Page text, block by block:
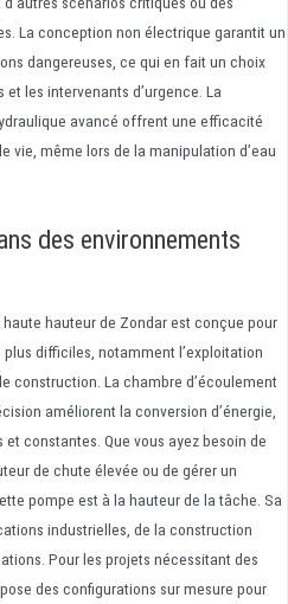
La conception non électrique garantit un
dangereuses, ce qui en fait un choix
les intervenants d’urgence. La
avancé offrent une efficacité
vie, même lors de la manipulation d’eau
des environnements
hauteur de Zondar est conçue pour
difficiles, notamment l’exploitation
construction. La chambre d’écoulement
améliorent la conversion d’énergie,
constantes. Que vous ayez besoin de
de chute élevée ou de gérer un
pompe est à la hauteur de la tâche. Sa
industrielles, de la construction
Pour les projets nécessitant des
des configurations sur mesure pour